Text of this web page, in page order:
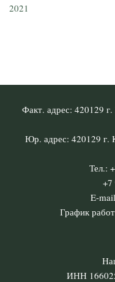
2021
Факт. адрес: 420129
Юр. адрес: 420129 г.
Тел.:
+7
E-
График
ИНН